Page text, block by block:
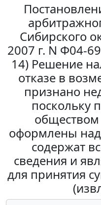
Сибирского
2007 г. N Ф04-
14) Решение
отказе в
признано
поскольку
обществом
оформлены
содержат
сведения и
для принятия